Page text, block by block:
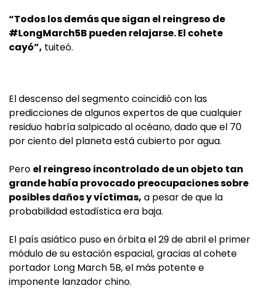
“Todos los demás que sigan el reingreso de
#LongMarch5B pueden relajarse. El cohete
cayó”, tuiteó.
El descenso del segmento coincidió con las
predicciones de algunos expertos de que cualquier
residuo habría salpicado al océano, dado que el 70
por ciento del planeta está cubierto por agua.
Pero el reingreso incontrolado de un objeto tan
grande había provocado preocupaciones sobre
posibles daños y víctimas, a pesar de que la
probabilidad estadística era baja.
El país asiático puso en órbita el 29 de abril el primer
módulo de su estación espacial, gracias al cohete
portador Long March 5B, el más potente e
imponente lanzador chino.